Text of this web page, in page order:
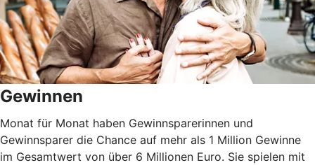
Gewinnen
Monat für Monat haben Gewinnsparerinnen und
Gewinnsparer die Chance auf mehr als 1 Million Gewinne
im Gesamtwert von über 6 Millionen Euro. Sie spielen mit